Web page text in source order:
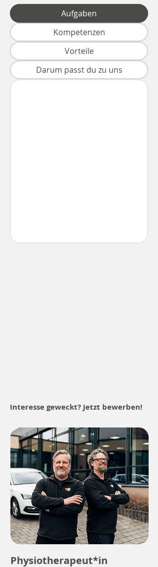
Aufgaben
Kompetenzen
Vorteile
Darum passt du zu uns
Interesse geweckt? Jetzt bewerben!
Physiotherapeut*in